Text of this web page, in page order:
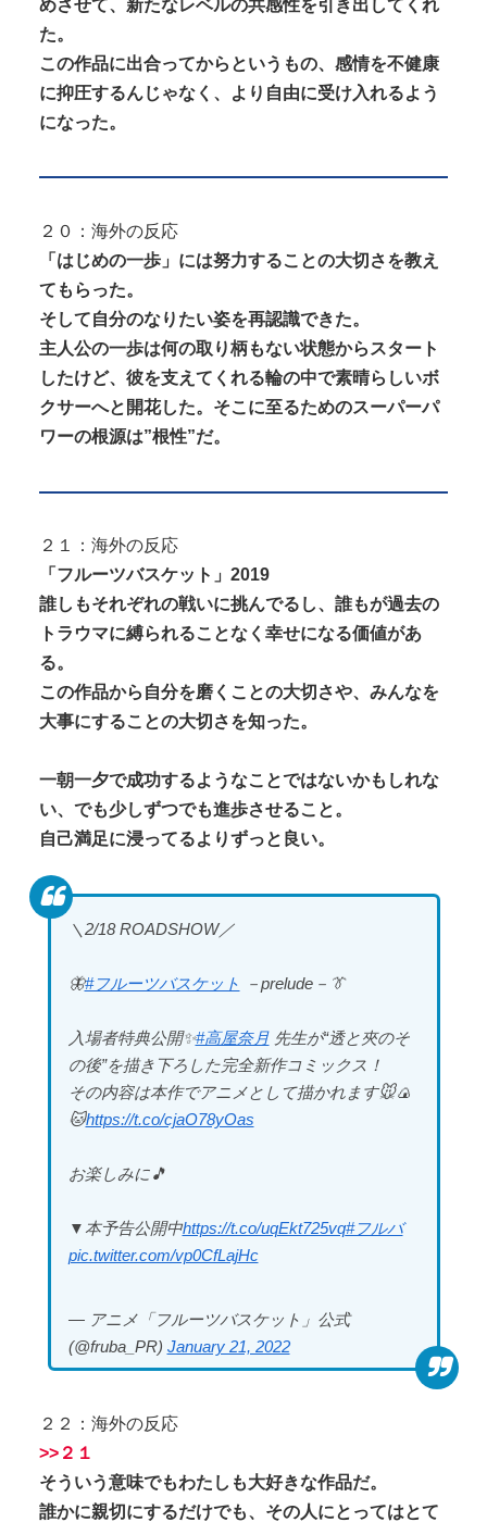
めさせて、新たなレベルの共感性を引き出してくれ
た。
この作品に出合ってからというもの、感情を不健康
に抑圧するんじゃなく、より自由に受け入れるよう
になった。
２０：海外の反応
「はじめの一歩」には努力することの大切さを教え
てもらった。
そして自分のなりたい姿を再認識できた。
主人公の一歩は何の取り柄もない状態からスタート
したけど、彼を支えてくれる輪の中で素晴らしいボ
クサーへと開花した。そこに至るためのスーパーパ
ワーの根源は”根性”だ。
２１：海外の反応
「フルーツバスケット」2019
誰しもそれぞれの戦いに挑んでるし、誰もが過去の
トラウマに縛られることなく幸せになる価値があ
る。
この作品から自分を磨くことの大切さや、みんなを
大事にすることの大切さを知った。
一朝一夕で成功するようなことではないかもしれな
い、でも少しずつでも進歩させること。
自己満足に浸ってるよりずっと良い。
＼2/18 ROADSHOW／
🦋#フルーツバスケット －prelude－👔
入場者特典公開✨#高屋奈月先生が“透と夾のそ
の後”を描き下ろした完全新作コミックス！
その内容は本作でアニメとして描かれます🐭🍙
🐱https://t.co/cjaO78yOas
お楽しみに🎵
▼本予告公開中https://t.co/uqEkt725vq#フルバ
pic.twitter.com/vp0CfLajHc
— アニメ「フルーツバスケット」公式
(@fruba_PR) January 21, 2022
２２：海外の反応
>>２１
そういう意味でもわたしも大好きな作品だ。
誰かに親切にするだけでも、その人にとってはとて